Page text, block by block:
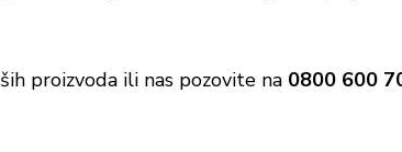
proizvoda ili nas pozovite na 0800 600